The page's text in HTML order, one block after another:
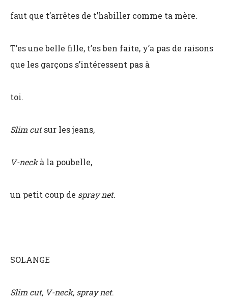
faut que t’arrêtes de t’habiller comme ta mère.
T’es une belle fille, t’es ben faite, y’a pas de raisons
que les garçons s’intéressent pas à
toi.
Slim cutsur les jeans,
V-neckà la poubelle,
un petit coup de spray net.
SOLANGE
Slim cut, V-neck, spray net.